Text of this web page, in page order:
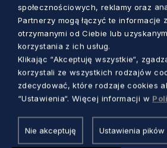
społecznościowych, reklamy oraz
Partnerzy mogą łączyć te informacje
otrzymanymi od Ciebie lub
korzystania z ich usług.
Klikając “Akceptuję wszystkie“,
korzystali ze wszystkich rodzajów
zdecydować, które rodzaje cookies
“Ustawienia“. Więcej informacji w
Nie akceptuję Ustawienia pików